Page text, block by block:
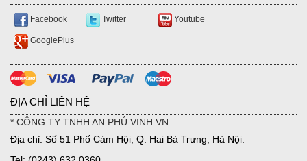
Facebook Twitter Youtube
GooglePlus
ĐỊA CHỈ LIÊN HỆ
* CÔNG TY TNHH AN PHÚ VINH VN
Địa chỉ: Số 51 Phố Cảm Hội, Q. Hai Bà Trưng, Hà Nội.